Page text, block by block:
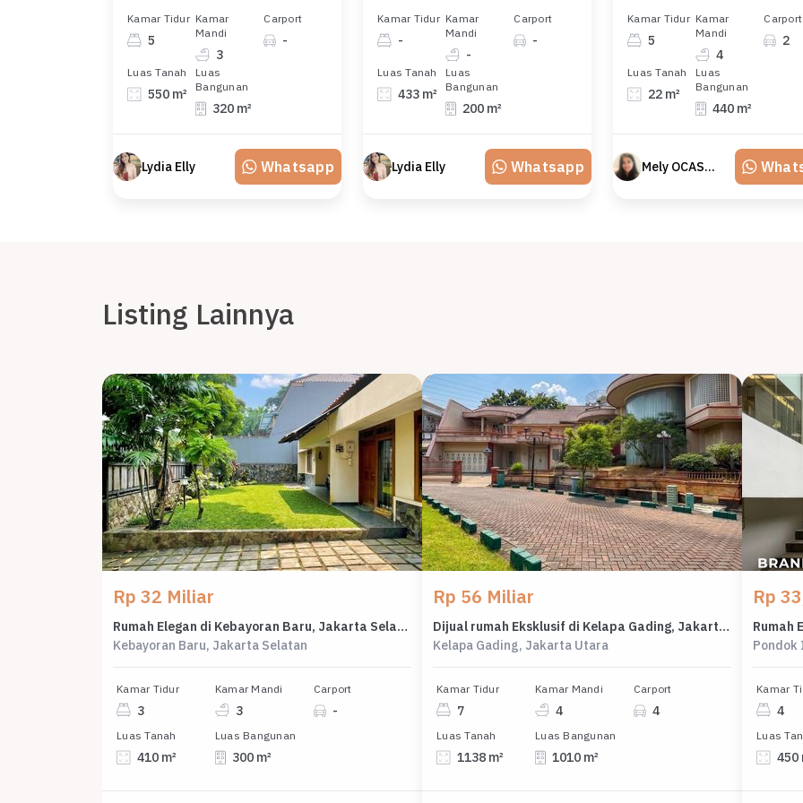
Kamar Tidur
5
Kamar
Mandi
3
Carport
-
Luas Tanah
550 m²
Luas
Bangunan
320 m²
Lydia Elly Whatsapp
Kamar Tidur
-
Kamar
Mandi
-
Carport
-
Luas Tanah
433 m²
Luas
Bangunan
200 m²
Lydia Elly Whatsapp
Kamar Tidur
5
Kamar
Mandi
4
Carport
2
Luas Tanah
22 m²
Luas
Bangunan
440 m²
Mely OCASA PROPERTY
Listing Lainnya
Rp 32 Miliar
Rumah Elegan di Kebayoran Baru, Jakarta Selatan, 3 KT, LT 410m²
Kebayoran Baru, Jakarta Selatan
Kamar Tidur
3
Kamar Mandi
3
Carport
-
Luas Tanah
410 m²
Luas Bangunan
300 m²
Rp 56 Miliar
Dijual rumah Eksklusif di Kelapa Gading, Jakarta Utara - LT 1138m²
Kelapa Gading, Jakarta Utara
Kamar Tidur
7
Kamar Mandi
4
Carport
4
Luas Tanah
1138 m²
Luas Bangunan
1010 m²
Rp
Pondok
Kamar
4
Luas
450